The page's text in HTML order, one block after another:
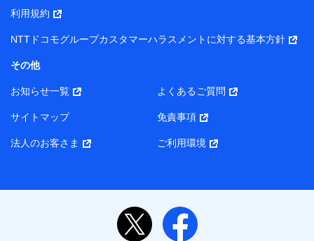
株式会社NTTドコモ・フィナンシャルグループ 代表取締役
社長 廣井 孝史
東京都中央区日本橋人形町2-14-10 アーバンネット日本橋
株式会社ドコモ・インシュアランス 代表取締役社長 吉
村 忠義
また当社は、オンライン面談による保険のご相談にあたっ
氏名、生年月日、住所、メールアドレス、電話番号、個
利用規約
NTTドコモグループカスタマーハラスメントに対する基本方針
その他
お知らせ一覧 よくあるご質問
サイトマップ 免責事項
法人のお客さま ご利用環境